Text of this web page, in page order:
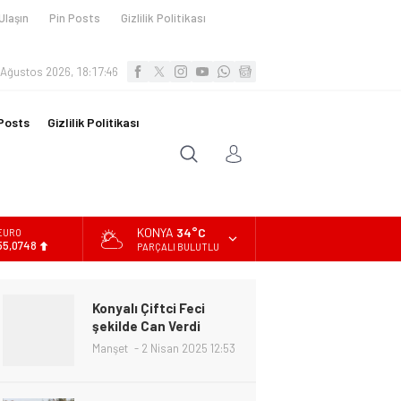
Pin Posts
Gizlilik Politikası
2026, 18:17:48
Gizlilik Politikası
KONYA 34°C
PARÇALI BULUTLU
Konyalı Çiftci Feci
şekilde Can Verdi
Manşet 2 Nisan 2025 12:53